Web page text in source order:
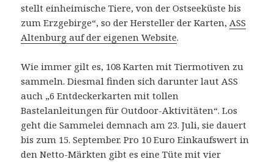
stellt einheimische Tiere, von der Ostseeküste bis
zum Erzgebirge“, so der Hersteller der Karten,ASS
Altenburg auf der eigenen Website.
Wie immer gilt es, 108 Karten mit Tiermotiven zu
sammeln. Diesmal finden sich darunter laut ASS
auch „6 Entdeckerkarten mit tollen
Bastelanleitungen für Outdoor-Aktivitäten“. Los
geht die Sammelei demnach am 23. Juli, sie dauert
bis zum 15. September. Pro 10 Euro Einkaufswert in
den Netto-Märkten gibt es eine Tüte mit vier